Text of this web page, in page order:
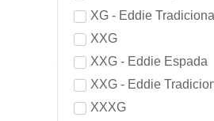
XG - Eddie Tradicional
XXG
XXG - Eddie Espada
XXG - Eddie
XXXG